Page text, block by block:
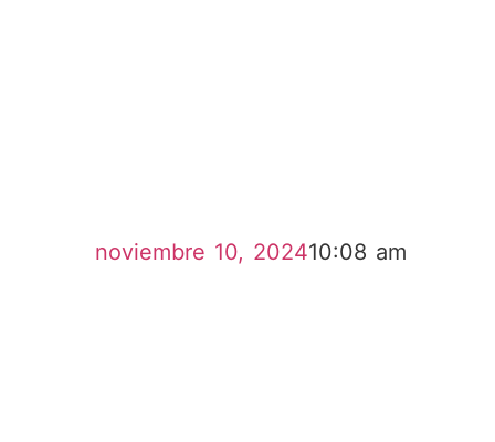
noviembre 10, 202410:08 am